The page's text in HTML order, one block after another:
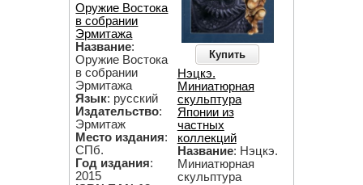
Оружие Востока
в собрании
Эрмитажа
Название:
Оружие Востока
в собрании
Эрмитажа
Язык: русский
Издательство:
Эрмитаж
Место издания:
СПб.
Год издания:
2015
Купить
Нэцкэ.
Миниатюрная
скульптура
Японии из
частных
коллекций
Название: Нэцкэ.
Миниатюрная
скульптура